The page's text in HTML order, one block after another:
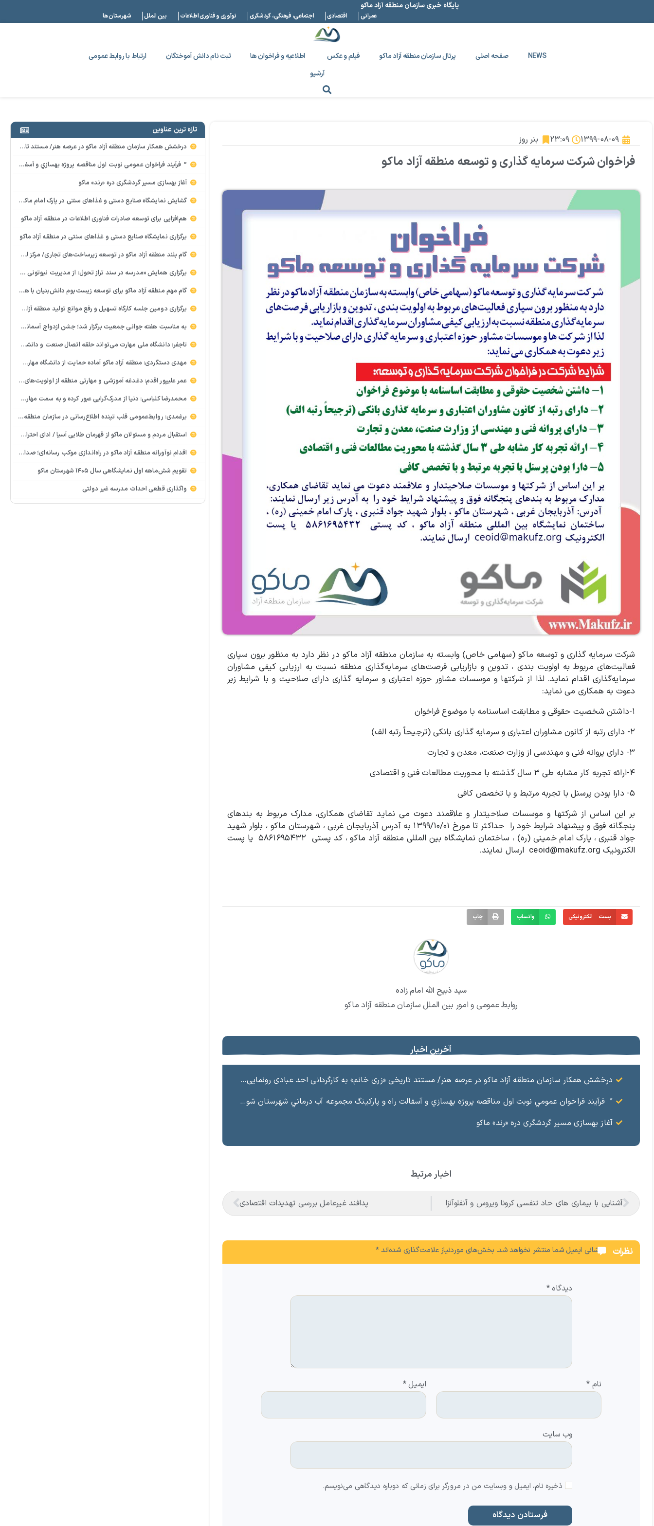
پایگاه خبری سازمان منطقه آزاد ماکو
عمرانی اقتصادی اجتماعی، فرهنگی، گردشگری نوآوری و فناوری اطلاعات بین الملل شهرستان ها
NEWS صفحه اصلی پرتال سازمان منطقه آزاد ماکو فیلم و عکس اطلاعیه و فراخوان ها ثبت نام دانش آموختگان
ارتباط با روابط عمومی
آرشیو
۱۳۹۹-۰۸-۰۹ ۲۳:۰۹ بنر روز
فراخوان شرکت سرمایه گذاری و توسعه منطقه آزاد ماکو
شرکت سرمایه گذاری و توسعه ماکو (سهامی خاص) وابسته به سازمان منطقه آزاد ماکو در نظر دارد به منظور برون سپاری
فعالیت‌های مربوط به اولویت ‌بندی ، تدوین و بازاریابی فرصت‌های سرمایه‌گذاری منطقه نسبت به ارزیابی کیفی مشاوران
سرمایه‌گذاری اقدام نماید. لذا از شرکتها و موسسات مشاور حوزه اعتباری و سرمایه گذاری دارای صلاحیت و با شرایط زیر
دعوت به همکاری می نماید:
۱-داشتن شخصیت حقوقی و مطابقت اساسنامه با موضوع فراخوان
۲- دارای رتبه از کانون مشاوران اعتباری و سرمایه گذاری بانکی (ترجیحاً رتبه الف)
۳- دارای پروانه فنی و مهندسی از وزارت صنعت، معدن و تجارت
۴-ارائه تجربه کار مشابه طی ۳ سال گذشته با محوریت مطالعات فنی و اقتصادی
۵- دارا بودن پرسنل با تجربه مرتبط و با تخصص کافی
بر این اساس از شرکتها و موسسات صلاحیتدار و علاقمند دعوت می نماید تقاضای همکاری، مدارک مربوط به بندهای
پنجگانه فوق و پیشنهاد شرایط خود را حداکثر تا مورخ ۱۳۹۹/۱۰/۰۱ به آدرس آذربایجان غربی ، شهرستان ماکو ، بلوار شهید
جواد قنبری ، پارک امام خمینی (ره) ، ساختمان نمایشگاه بین المللی منطقه آزاد ماکو ، کد پستی ۵۸۶۱۶۹۵۴۳۲ یا پست
الکترونیک ceoid@makufz.org ارسال نمایند.
پست الکترونیکی واتساپ چاپ
سید ذبیح الله امام زاده
روابط عمومی و امور بین الملل سازمان منطقه آزاد ماکو
آخرین اخبار
درخشش همکار سازمان منطقه آزاد ماکو در عرصه هنر/ مستند تاریخی «زری خانم» به کارگردانی احد عبادی رونمایی شد
” فرآيند فراخوان عمومي نوبت اول مناقصه پروژه بهسازي و آسفالت راه و پاركينگ مجموعه آب درماني شهرستان شوط منطقه آزاد ماكو “
آغاز بهسازی مسیر گردشگری دره «رند» ماکو
اخبار مرتبط
آشنایی با بیماری های حاد تنفسی کرونا ویروس و آنفلوآنزا پدافند غیرعامل بررسی تهدیدات اقتصادی
نظرات نشانی ایمیل شما منتشر نخواهد شد. بخش‌های موردنیاز علامت‌گذاری شده‌اند*
دیدگاه*
نام* ایمیل*
وب‌ سایت
ذخیره نام، ایمیل و وبسایت من در مرورگر برای زمانی که دوباره دیدگاهی می‌نویسم.
تازه ترین عناوین
درخشش همکار سازمان منطقه آزاد ماکو در عرصه هنر/ مستند تاریخی «زری خانم» به کارگردانی احد عبادی رونمایی شد
” فرآيند فراخوان عمومي نوبت اول مناقصه پروژه بهسازي و آسفالت راه و پاركينگ مجموعه آب درماني شهرستان شوط منطقه آزاد ماكو “
آغاز بهسازی مسیر گردشگری دره «رند» ماکو
گشایش نمایشگاه صنایع دستی و غذاهای سنتی در پارک امام ماکو با محوریت توانمندسازی زنان
هم‌افزایی برای توسعه صادرات فناوری اطلاعات در منطقه آزاد ماکو
برگزاری نمایشگاه صنایع دستی و غذاهای سنتی در منطقه آزاد ماکو
گام بلند منطقه آزاد ماکو در توسعه زیرساخت‌های تجاری/ مرکز لجستیک مرزی بازرگان تصویب شد
️برگزاری همایش «مدرسه در سند تراز تحول: از مدیریت نیوتونی به رهبری کوانتومی» با مشارکت سازمان منطقه آزاد ماکو
گام مهم منطقه آزاد ماکو برای توسعه زیست‌بوم دانش‌بنیان با همکاری مرکز نوآوری و شتابدهنده‌های استارتاپ
برگزاری دومین جلسه کارگاه تسهیل و رفع موانع تولید منطقه آزاد ماکو
به مناسبت هفته جوانی جمعیت برگزار شد؛ جشن ازدواج آسمانی و ازدواج آسان در شهرستان پلدشت
تاجفر: دانشگاه ملی مهارت می‌تواند حلقه اتصال صنعت و دانشگاه باشد
مهدی دستگردی: منطقه آزاد ماکو آماده حمایت از دانشگاه مهارت‌محور است
عمر علیپور اقدم: دغدغه آموزشی و مهارتی منطقه از اولویت‌های اصلی ماست
محمدرضا کلباسی: دنیا از مدرک‌گرایی عبور کرده و به سمت مهارت حرکت می‌کند
برغمدی: روابط‌عمومی قلب تپنده اطلاع‌رسانی در سازمان منطقه آزاد ماکو است
استقبال مردم و مسئولان ماکو از قهرمان طلایی آسیا / ادای احترام ابوالفضل پیشه‌ور به شهدای گمنام
اقدام نوآورانه منطقه آزاد ماکو در راه‌اندازی موکب رسانه‌ای؛ صدای مردم از دل تجمعات طنین‌انداز شد
تقویم شش‌ماهه اول نمایشگاهی سال ۱۴۰۵ شهرستان ماکو
واگذاری قطعی احداث مدرسه غیر دولتی